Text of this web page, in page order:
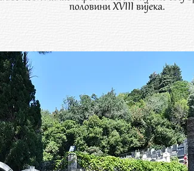
половини XVIII вијека.